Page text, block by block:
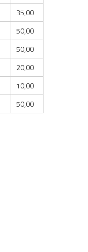
35,00
50,00
50,00
20,00
10,00
50,00